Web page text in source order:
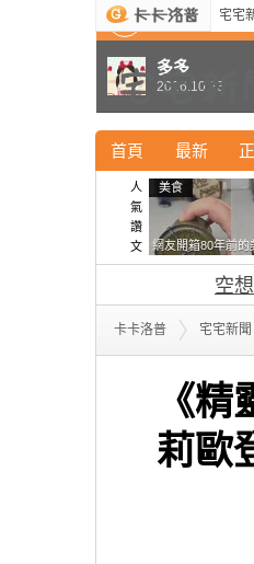
宅宅
首頁 最新
人
氣
讚
文
美食
網友開箱80年前的
糧 罐頭本身保存
空
卡卡洛普 宅宅新聞
《
莉歐
最新 新
多多
2016.10.23